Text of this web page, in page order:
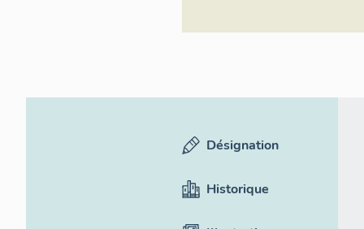
Désignation
Historique